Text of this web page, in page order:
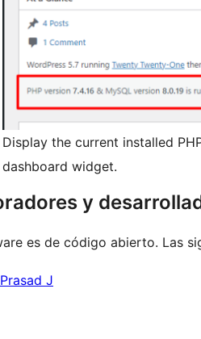
Display the current installed
dashboard widget.
y
es de código abierto. Las
J